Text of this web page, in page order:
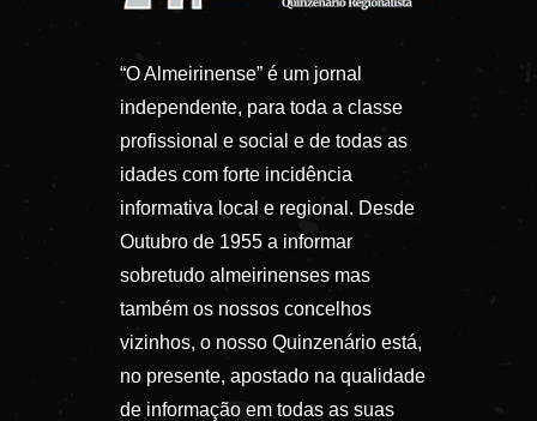
“O Almeirinense” é um jornal
independente, para toda a classe
profissional e social e de todas as
idades com forte incidência
informativa local e regional. Desde
Outubro de 1955 a informar
sobretudo almeirinenses mas
também os nossos concelhos
vizinhos, o nosso Quinzenário está,
no presente, apostado na qualidade
de informação em todas as suas